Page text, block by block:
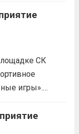
3000 м. с
СК
игры».